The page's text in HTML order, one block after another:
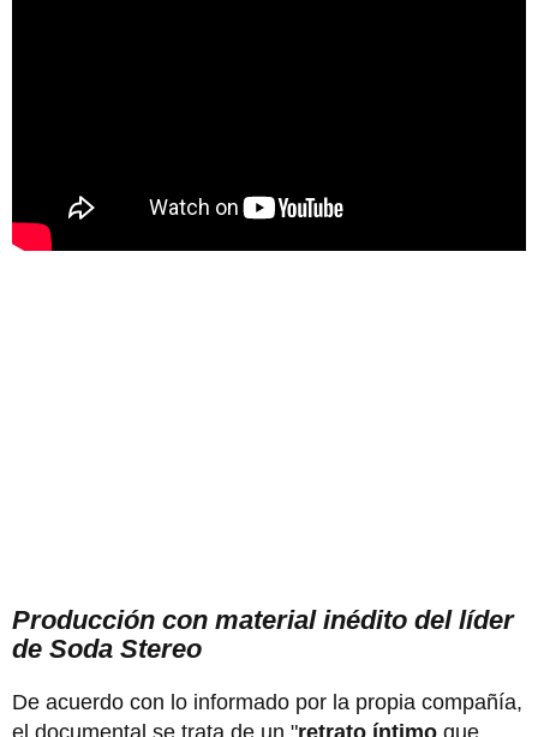
Producción con material inédito del líder
de Soda Stereo
De acuerdo con lo informado por la propia compañía,
el documental se trata de un "retrato íntimo que